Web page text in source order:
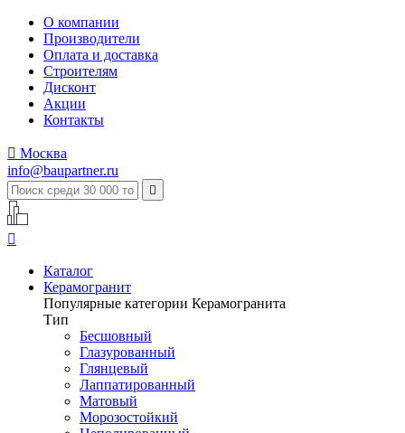
О компании
Производители
Оплата и доставка
Строителям
Дисконт
Акции
Контакты
 Москва
info@baupartner.ru


Каталог
Керамогранит
Популярные категории Керамогранита
Тип
Бесшовный
Глазурованный
Глянцевый
Лаппатированный
Матовый
Морозостойкий